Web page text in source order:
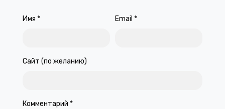
Имя * Email *
Сайт (по желанию)
Комментарий *